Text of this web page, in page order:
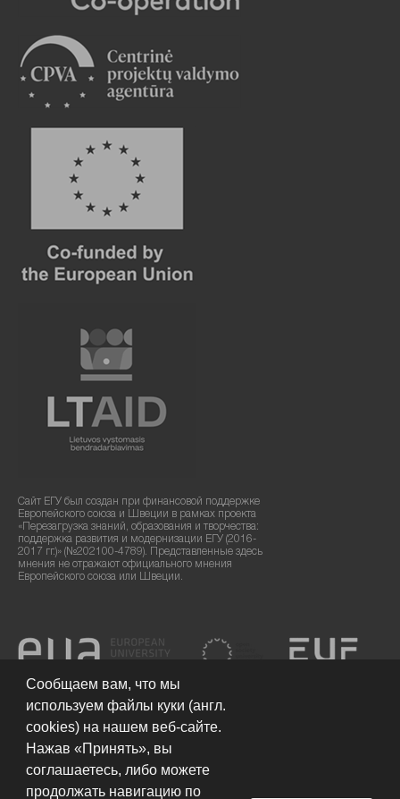
Сайт ЕГУ был создан при финансовой поддержке
Европейского союза и Швеции в рамках проекта
«Перезагрузка знаний, образования и творчества:
поддержка развития и модернизации ЕГУ (2016-
2017 гг.)» (№202100-4789). Представленные здесь
мнения не отражают официального мнения
Европейского союза или Швеции.
Сообщаем вам, что мы
используем файлы куки (англ.
cookies) на нашем веб-сайте.
Нажав «Принять», вы
соглашаетесь, либо можете
продолжать навигацию по